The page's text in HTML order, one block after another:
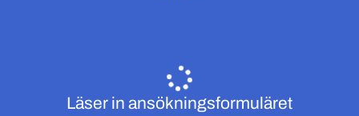
Läser in ansökningsformuläret